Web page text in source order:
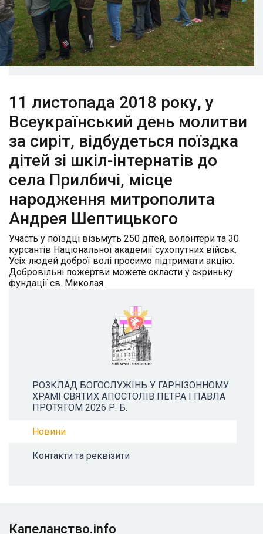
11 листопада 2018 року, у
Всеукраїнський день молитви
за сиріт, відбудеться поїздка
дітей зі шкіл-інтернатів до
села Прилбичі, місце
народження митрополита
Андрея Шептицького
Участь у поїздці візьмуть 250 дітей, волонтери та 30
курсантів Національної академії сухопутних військ.
Усіх людей доброї волі просимо підтримати акцію.
Добровільні пожертви можете скласти у скриньку
фундації св. Миколая.
РОЗКЛАД БОГОСЛУЖІНЬ У ГАРНІЗОННОМУ
ХРАМІ СВЯТИХ АПОСТОЛІВ ПЕТРА І ПАВЛА
ПРОТЯГОМ 2026 Р. Б.
Новини
Контакти та реквізити
Капеланство.info